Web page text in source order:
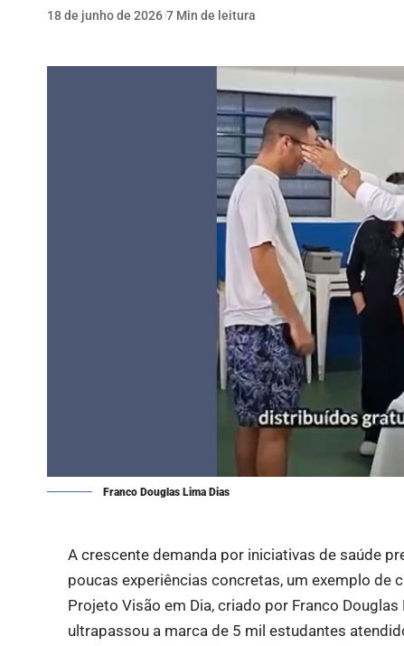
18 de junho de 2026 7 Min de leitura
Franco Douglas Lima Dias
A crescente demanda por iniciativas de saúde
poucas experiências concretas, um exemplo de
Projeto Visão em Dia, criado por Franco
ultrapassou a marca de 5 mil estudantes